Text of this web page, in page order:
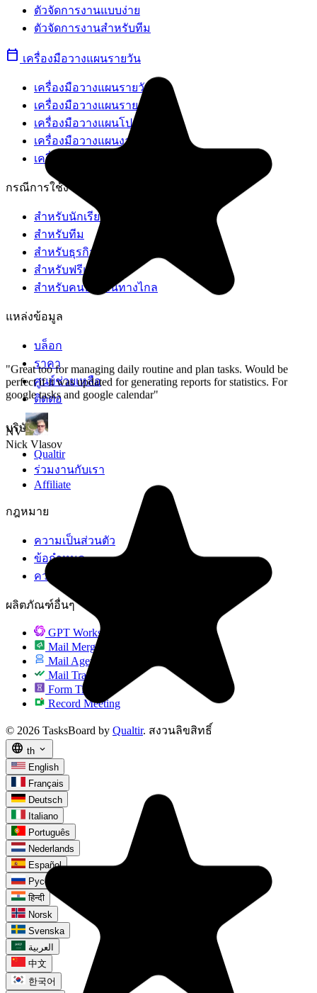
"Great too for managing daily routine and plan tasks. Would be
perfect if it was updated for generating reports for statistics. For
google tasks and google calendar"
Nick Vlasov
ตัวจัดการงานแบบง่าย
ตัวจัดการงานสำหรับทีม
calendar_today เครื่องมือวางแผนรายวัน
เครื่องมือวางแผนรายวัน
เครื่องมือวางแผนรายสัปดาห์
เครื่องมือวางแผนโปรเจกต์
เครื่องมือวางแผนงาน
เครื่องมือวางแผนส่วนตัว
กรณีการใช้งาน
สำหรับนักเรียน
สำหรับทีม
สำหรับธุรกิจขนาดเล็ก
สำหรับฟรีแลนซ์
สำหรับคนทำงานทางไกล
แหล่งข้อมูล
บล็อก
ราคา
ศูนย์ช่วยเหลือ
ติดต่อ
บริษัท
Qualtir
ร่วมงานกับเรา
Affiliate
กฎหมาย
ความเป็นส่วนตัว
ข้อกำหนด
ความปลอดภัย
ผลิตภัณฑ์อื่นๆ
GPT Workspace
Mail Merge
Mail Agent
Mail Tracker
Form Timer
Record Meeting
© 2026 TasksBoard by Qualtir. สงวนลิขสิทธิ์
language th expand_more
English
Français
Deutsch
Italiano
Português
Nederlands
Español
Русский
हिन्दी
Norsk
Svenska
العربية
中文
한국어